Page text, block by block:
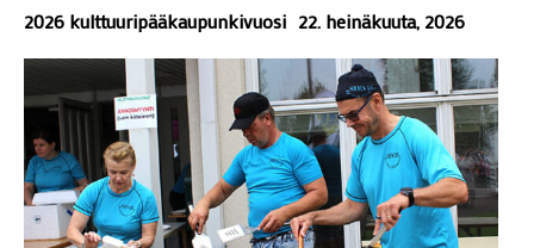
2026 kulttuuripääkaupunkivuosi 22. heinäkuuta, 2026